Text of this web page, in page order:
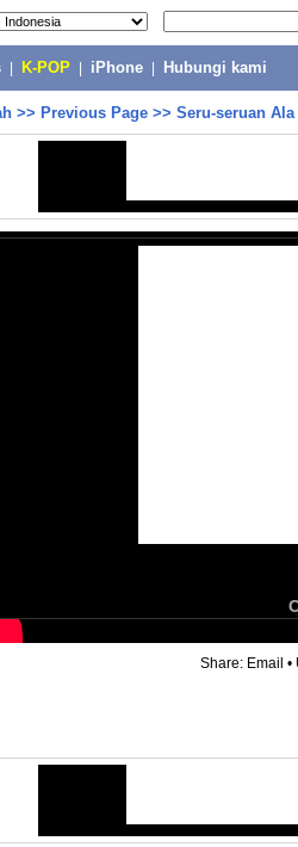
K-POP iPhone Hubungi kami
>> Previous Page >> Seru-seruan
Share: Email •